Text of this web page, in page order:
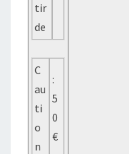
tir
de
C
au
ti
o
n
:
5
0
€